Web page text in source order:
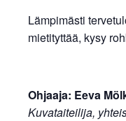
Lämpimästi
mietityttää, kysy
Ohjaaja: Eeva
Kuvataiteilija,